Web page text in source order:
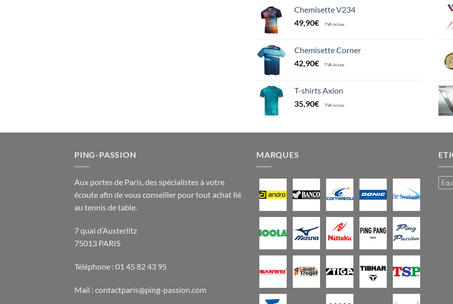
Chemisette V234
49,90€ TVA incluse
Chemisette Corner
42,90€ TVA incluse
T-shirts Axion
35,90€ TVA incluse
PING-PASSION
Aux portes de Paris, des spécialistes à votre
écoute afin de vous conseiller pour tout achat lié
au tennis de table.
7 quai d’Austerlitz
75013 PARIS
Téléphone : 01 45 82 43 95
Mail : contactparis@ping-passion.com
MARQUES